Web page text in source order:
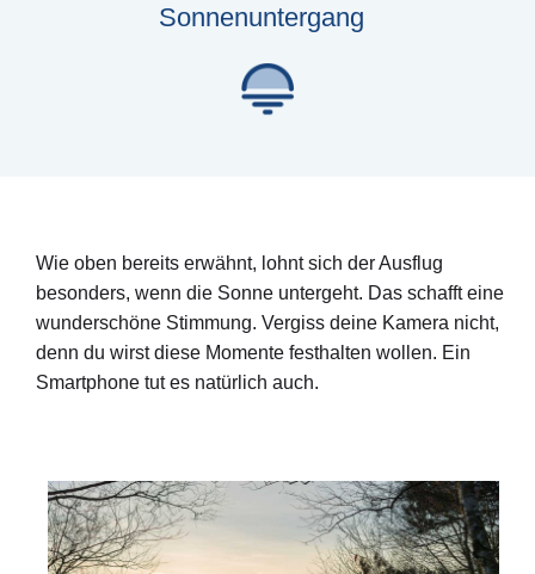
Sonnenuntergang
Wie oben bereits erwähnt, lohnt sich der Ausflug
besonders, wenn die Sonne untergeht. Das schafft eine
wunderschöne Stimmung. Vergiss deine Kamera nicht,
denn du wirst diese Momente festhalten wollen. Ein
Smartphone tut es natürlich auch.